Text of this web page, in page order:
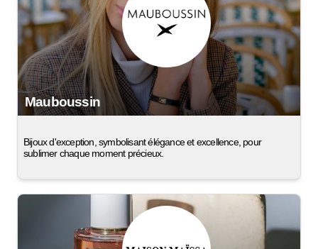
Mauboussin
Bijoux d'exception, symbolisant élégance et excellence, pour
sublimer chaque moment précieux.